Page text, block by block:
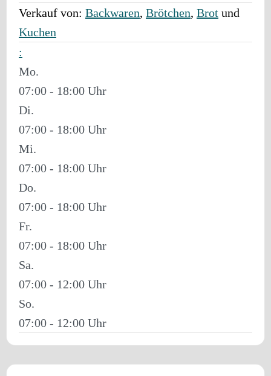
Verkauf von: Backwaren, Brötchen, Brot und
Kuchen
:
Mo.
07:00 - 18:00
Di.
07:00 - 18:00
Mi.
07:00 - 18:00
Do.
07:00 - 18:00
Fr.
07:00 - 18:00
Sa.
07:00 - 12:00
So.
07:00 - 12:00